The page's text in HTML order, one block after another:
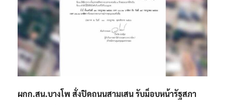
ผกก.สน.บางโพ สั่งปิดถนนสามเสน รับม็อบหน้ารัฐสภา